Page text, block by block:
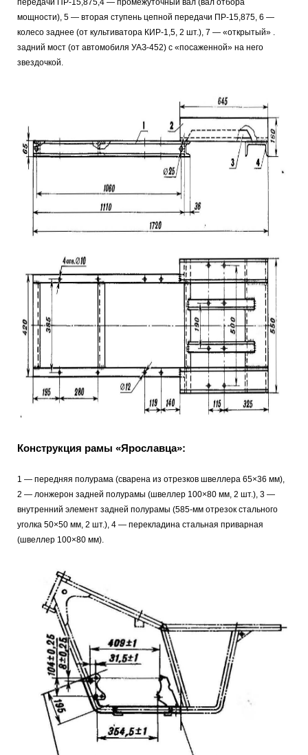
мощности), 5 — вторая ступень цепной передачи ПР-15,875, 6 —
колесо заднее (от культиватора КИР-1,5, 2 шт.), 7 — «открытый» .
задний мост (от автомобиля УАЗ-452) с «посаженной» на него
звездочкой.
Конструкция рамы «Ярославца»:
1 — передняя полурама (сварена из отрезков швеллера 65×36 мм),
2 — лонжерон задней полурамы (швеллер 100×80 мм, 2 шт.), 3 —
внутренний элемент задней полурамы (585-мм отрезок стального
уголка 50×50 мм, 2 шт.), 4 — перекладина стальная приварная
(швеллер 100×80 мм).